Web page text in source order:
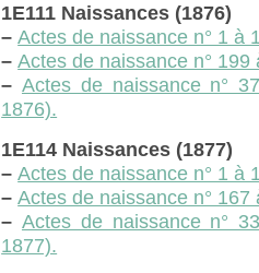
1E111 Naissances (1876)
– Actes de naissance n° 1 à
– Actes de naissance n°
– Actes de naissance n°
1876).
1E114 Naissances (1877)
– Actes de naissance n° 1 à
– Actes de naissance n°
– Actes de naissance n°
1877).